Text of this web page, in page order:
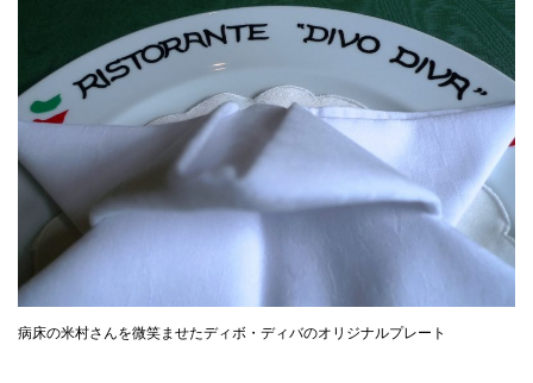
病床の米村さんを微笑ませたディボ・ディバのオリジナルプレート